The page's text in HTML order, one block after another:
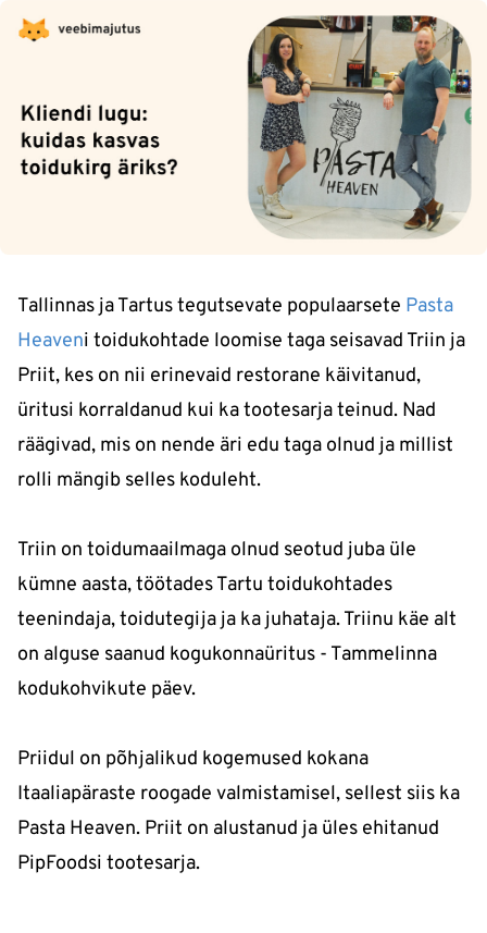
Tallinnas ja Tartus tegutsevate populaarsete Pasta
Heaveni toidukohtade loomise taga seisavad Triin ja
Priit, kes on nii erinevaid restorane käivitanud,
üritusi korraldanud kui ka tootesarja teinud. Nad
räägivad, mis on nende äri edu taga olnud ja millist
rolli mängib selles koduleht.
Triin on toidumaailmaga olnud seotud juba üle
kümne aasta, töötades Tartu toidukohtades
teenindaja, toidutegija ja ka juhataja. Triinu käe alt
on alguse saanud kogukonnaüritus - Tammelinna
kodukohvikute päev.
Priidul on põhjalikud kogemused kokana
Itaaliapäraste roogade valmistamisel, sellest siis ka
Pasta Heaven. Priit on alustanud ja üles ehitanud
PipFoodsi tootesarja.